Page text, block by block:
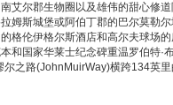
艾尔郡生物圈以及雄伟的甜心修道
姆斯城堡或阿伯丁郡的巴尔莫勒
格伦伊格尔斯酒店和高尔夫球场的
和国家华莱士纪念碑重温罗伯特·
尔之路(JohnMuirWay)横跨134英